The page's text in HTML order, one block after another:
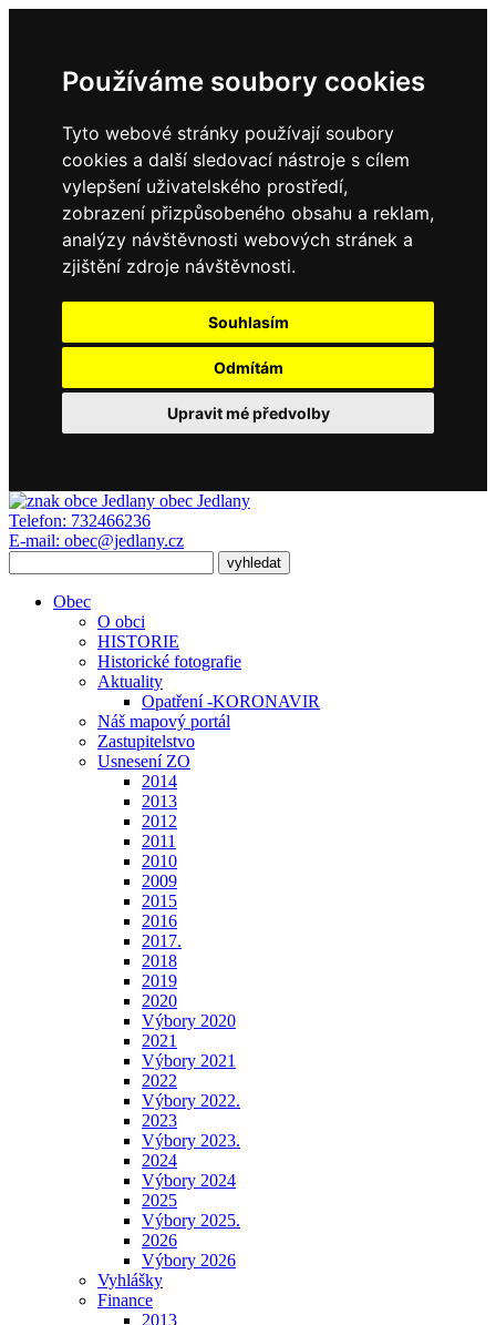
Používáme soubory cookies
Tyto webové stránky používají soubory
cookies a další sledovací nástroje s cílem
vylepšení uživatelského prostředí,
zobrazení přizpůsobeného obsahu a reklam,
analýzy návštěvnosti webových stránek a
zjištění zdroje návštěvnosti.
Souhlasím
Odmítám
Upravit mé předvolby
obec Jedlany
Telefon: 732466236
E-mail: obec@jedlany.cz
Obec
O obci
HISTORIE
Historické fotografie
Aktuality
Opatření -KORONAVIR
Náš mapový portál
Zastupitelstvo
Usnesení ZO
2014
2013
2012
2011
2010
2009
2015
2016
2017.
2018
2019
2020
Výbory 2020
2021
Výbory 2021
2022
Výbory 2022.
2023
Výbory 2023.
2024
Výbory 2024
2025
Výbory 2025.
2026
Výbory 2026
Vyhlášky
Finance
2013